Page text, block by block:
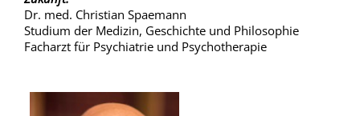
Dr. med. Christian Spaemann
Studium der Medizin, Geschichte und Philosophie
Facharzt für Psychiatrie und Psychotherapie